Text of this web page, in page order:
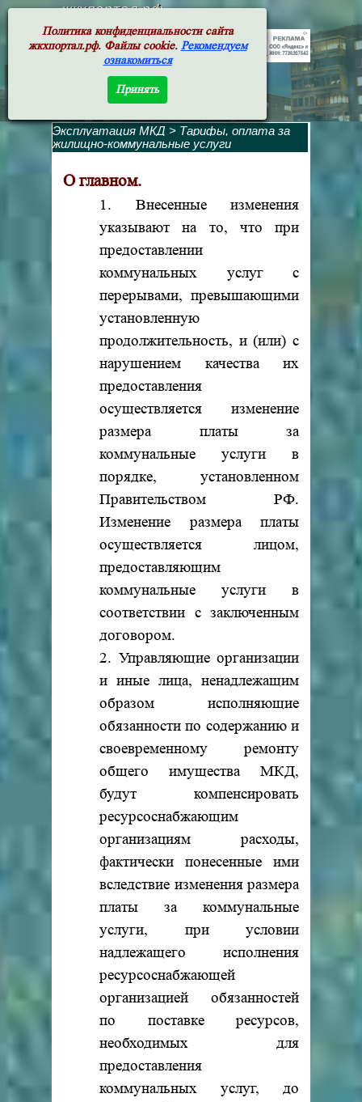
жкхпортал.рф
Эксплуатация МКД > Тарифы, оплата за
жилищно-коммунальные услуги
О главном.
1. Внесенные изменения
указывают на то, что при
предоставлении
коммунальных услуг с
перерывами, превышающими
установленную
продолжительность, и (или) с
нарушением качества их
предоставления
осуществляется изменение
размера платы за
коммунальные услуги в
порядке, установленном
Правительством РФ.
Изменение размера платы
осуществляется лицом,
предоставляющим
коммунальные услуги в
соответствии с заключенным
договором.
2. Управляющие организации
и иные лица, ненадлежащим
образом исполняющие
обязанности по содержанию и
своевременному ремонту
общего имущества МКД,
будут компенсировать
ресурсоснабжающим
организациям расходы,
фактически понесенные ими
вследствие изменения размера
платы за коммунальные
услуги, при условии
надлежащего исполнения
ресурсоснабжающей
организацией обязанностей
по поставке ресурсов,
необходимых для
предоставления
коммунальных услуг, до
Политика конфиденциальности сайта
жкхпортал.рф. Файлы cookie. Рекомендуем
ознакомиться
Принять